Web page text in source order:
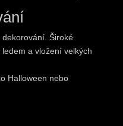
Široké
a vložení velkých
Halloween nebo